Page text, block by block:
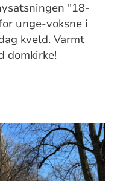
"18-
unge-voksne i
kveld. Varmt
domkirke!